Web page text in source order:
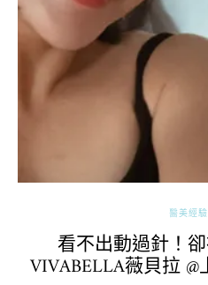
醫美經
看不出動過針！
VIVABELLA薇貝拉